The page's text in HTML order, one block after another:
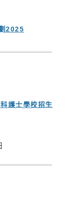
2025
護士學校招生